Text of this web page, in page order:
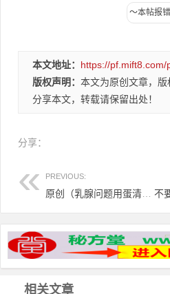
本文地址： https://
版权声明： 本文为原创文章，版
分享本文，转载请保留出处！
分享：
PREVIOUS:
相关文章